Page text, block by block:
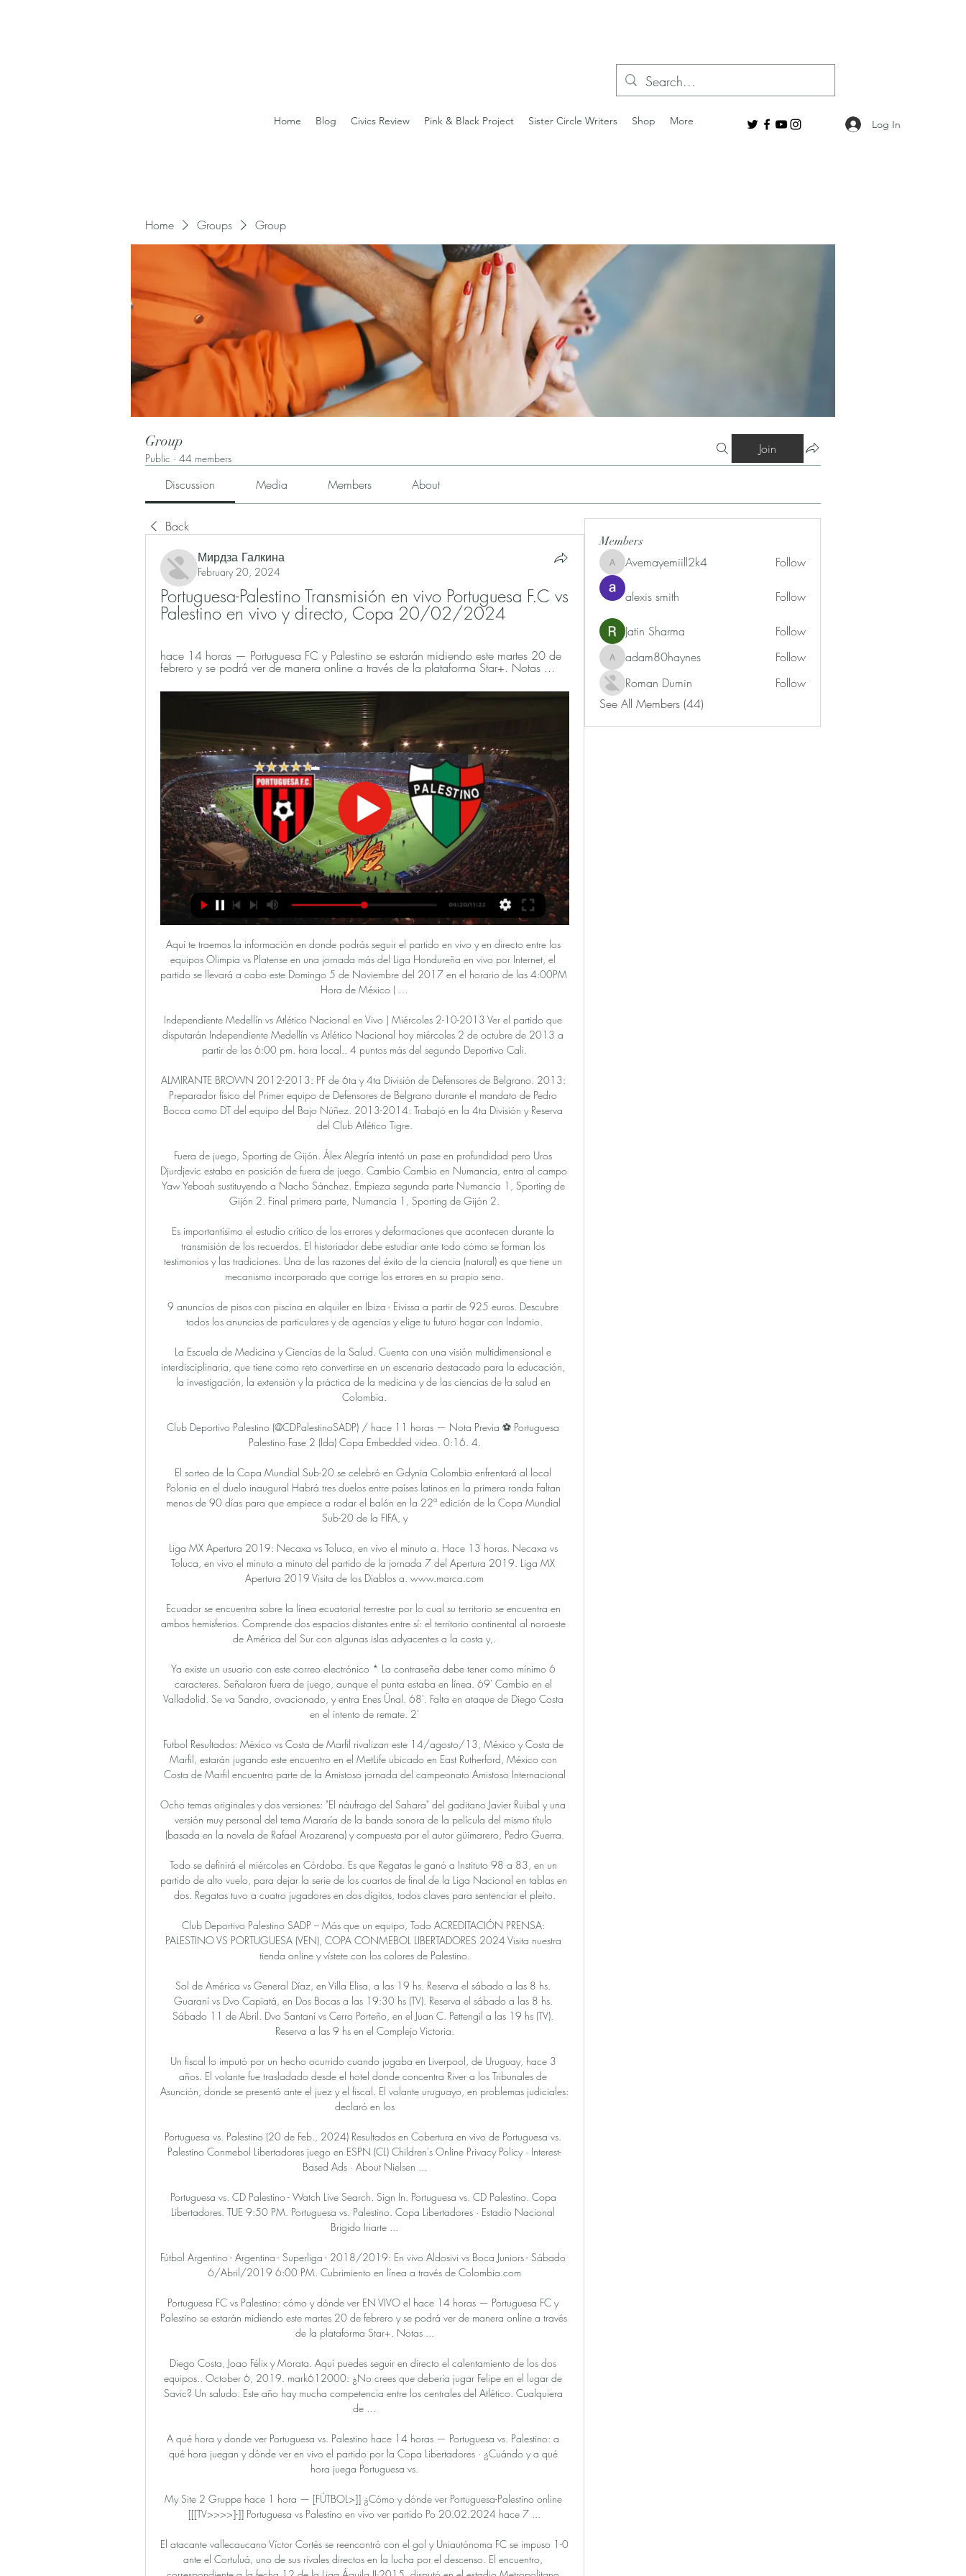
Home Blog Civics Review Pink & Black Project Sister Circle Writers Shop More Log In
Home Groups Group
Group
Public · 44 members
Join
Discussion Media Members About
Back
Мирдза Галкина
February 20, 2024
Portuguesa-Palestino Transmisión en vivo Portuguesa F.C vs
Palestino en vivo y directo, Copa 20/02/2024
hace 14 horas — Portuguesa FC y Palestino se estarán midiendo este martes 20 de
febrero y se podrá ver de manera online a través de la plataforma Star+. Notas ...
Aquí te traemos la información en donde podrás seguir el partido en vivo y en directo entre los equipos Olimpia vs Platense en una jornada más del Liga Hondureña en vivo por Internet, el partido se llevará a cabo este Domingo 5 de Noviembre del 2017 en el horario de las 4:00PM Hora de México ( …

Independiente Medellín vs Atlético Nacional en Vivo | Miércoles 2-10-2013 Ver el partido que disputarán Independiente Medellín vs Atlético Nacional hoy miércoles 2 de octubre de 2013 a partir de las 6:00 pm. hora local.. 4 puntos más del segundo Deportivo Cali.

ALMIRANTE BROWN 2012-2013: PF de 6ta y 4ta División de Defensores de Belgrano. 2013: Preparador físico del Primer equipo de Defensores de Belgrano durante el mandato de Pedro Bocca como DT del equipo del Bajo Núñez. 2013-2014: Trabajó en la 4ta División y Reserva del Club Atlético Tigre.

Fuera de juego, Sporting de Gijón. Álex Alegría intentó un pase en profundidad pero Uros Djurdjevic estaba en posición de fuera de juego. Cambio Cambio en Numancia, entra al campo Yaw Yeboah sustituyendo a Nacho Sánchez. Empieza segunda parte Numancia 1, Sporting de Gijón 2. Final primera parte, Numancia 1, Sporting de Gijón 2.

Es importantísimo el estudio crítico de los errores y deformaciones que acontecen durante la transmisión de los recuerdos. El historiador debe estudiar ante todo cómo se forman los testimonios y las tradiciones. Una de las razones del éxito de la ciencia (natural) es que tiene un mecanismo incorporado que corrige los errores en su propio seno.

9 anuncios de pisos con piscina en alquiler en Ibiza - Eivissa a partir de 925 euros. Descubre todos los anuncios de particulares y de agencias y elige tu futuro hogar con Indomio.

La Escuela de Medicina y Ciencias de la Salud. Cuenta con una visión multidimensional e interdisciplinaria, que tiene como reto convertirse en un escenario destacado para la educación, la investigación, la extensión y la práctica de la medicina y de las ciencias de la salud en Colombia.

Club Deportivo Palestino (@CDPalestinoSADP) / hace 11 horas — Nota Previa ⚽️ Portuguesa Palestino Fase 2 (Ida) Copa Embedded video. 0:16. 4.

El sorteo de la Copa Mundial Sub-20 se celebró en Gdynia Colombia enfrentará al local Polonia en el duelo inaugural Habrá tres duelos entre países latinos en la primera ronda Faltan menos de 90 días para que empiece a rodar el balón en la 22ª edición de la Copa Mundial Sub-20 de la FIFA, y

Liga MX Apertura 2019: Necaxa vs Toluca, en vivo el minuto a. Hace 13 horas. Necaxa vs Toluca, en vivo el minuto a minuto del partido de la jornada 7 del Apertura 2019. Liga MX Apertura 2019 Visita de los Diablos a. www.marca.com

Ecuador se encuentra sobre la línea ecuatorial terrestre por lo cual su territorio se encuentra en ambos hemisferios. Comprende dos espacios distantes entre sí: el territorio continental al noroeste de América del Sur con algunas islas adyacentes a la costa y,.

Ya existe un usuario con este correo electrónico * La contraseña debe tener como mínimo 6 caracteres. Señalaron fuera de juego, aunque el punta estaba en línea. 69' Cambio en el Valladolid. Se va Sandro, ovacionado, y entra Enes Ünal. 68'. Falta en ataque de Diego Costa en el intento de remate. 2'

Futbol Resultados: México vs Costa de Marfil rivalizan este 14/agosto/13, México y Costa de Marfil, estarán jugando este encuentro en el MetLife ubicado en East Rutherford, México con Costa de Marfil encuentro parte de la Amistoso jornada del campeonato Amistoso Internacional

Ocho temas originales y dos versiones: "El náufrago del Sahara" del gaditano Javier Ruibal y una versión muy personal del tema Mararía de la banda sonora de la película del mismo título (basada en la novela de Rafael Arozarena) y compuesta por el autor güimarero, Pedro Guerra.

Todo se definirá el miércoles en Córdoba. Es que Regatas le ganó a Instituto 98 a 83, en un partido de alto vuelo, para dejar la serie de los cuartos de final de la Liga Nacional en tablas en dos. Regatas tuvo a cuatro jugadores en dos dígitos, todos claves para sentenciar el pleito.

Club Deportivo Palestino SADP – Más que un equipo, Todo ACREDITACIÓN PRENSA: PALESTINO VS PORTUGUESA (VEN), COPA CONMEBOL LIBERTADORES 2024 Visita nuestra tienda online y vístete con los colores de Palestino.

Sol de América vs General Díaz, en Villa Elisa, a las 19 hs. Reserva el sábado a las 8 hs. Guaraní vs Dvo Capiatá, en Dos Bocas a las 19:30 hs (TV). Reserva el sábado a las 8 hs. Sábado 11 de Abril. Dvo Santaní vs Cerro Porteño, en el Juan C. Pettengil a las 19 hs (TV). Reserva a las 9 hs en el Complejo Victoria.

Un fiscal lo imputó por un hecho ocurrido cuando jugaba en Liverpool, de Uruguay, hace 3 años. El volante fue trasladado desde el hotel donde concentra River a los Tribunales de Asunción, donde se presentó ante el juez y el fiscal. El volante uruguayo, en problemas judiciales: declaró en los

Portuguesa vs. Palestino (20 de Feb., 2024) Resultados en Cobertura en vivo de Portuguesa vs. Palestino Conmebol Libertadores juego en ESPN (CL) Children's Online Privacy Policy · Interest-Based Ads · About Nielsen ...

Portuguesa vs. CD Palestino - Watch Live Search. Sign In. Portuguesa vs. CD Palestino. Copa Libertadores. TUE 9:50 PM. Portuguesa vs. Palestino. Copa Libertadores · Estadio Nacional Brigido Iriarte ...

Fútbol Argentino - Argentina - Superliga - 2018/2019: En vivo Aldosivi vs Boca Juniors - Sábado 6/Abril/2019 6:00 PM. Cubrimiento en línea a través de Colombia.com

Portuguesa FC vs Palestino: cómo y dónde ver EN VIVO el hace 14 horas — Portuguesa FC y Palestino se estarán midiendo este martes 20 de febrero y se podrá ver de manera online a través de la plataforma Star+. Notas ...

Diego Costa, Joao Félix y Morata. Aquí puedes seguir en directo el calentamiento de los dos equipos.. October 6, 2019. mark612000: ¿No crees que debería jugar Felipe en el lugar de Savic? Un saludo. Este año hay mucha competencia entre los centrales del Atlético. Cualquiera de …

A qué hora y donde ver Portuguesa vs. Palestino hace 14 horas — Portuguesa vs. Palestino: a qué hora juegan y dónde ver en vivo el partido por la Copa Libertadores · ¿Cuándo y a qué hora juega Portuguesa vs.

My Site 2 Gruppe hace 1 hora — [FÚTBOL>]] ¿Cómo y dónde ver Portuguesa-Palestino online [[[TV>>>>]-]] Portuguesa vs Palestino en vivo ver partido Po 20.02.2024 hace 7 ...

El atacante vallecaucano Víctor Cortés se reencontró con el gol y Uniautónoma FC se impuso 1-0 ante el Cortuluá, uno de sus rivales directos en la lucha por el descenso. El encuentro, correspondiente a la fecha 12 de la Liga Águila II-2015, disputó en el estadio Metropolitano Roberto Meléndez.

24/08/1991 en José León Suárez: Central Ballester 3 (Juan de D. Quiroga 2 y Alejandro R. Pilo), Defensores Unidos 3 (Alberto F. Ojeda, Fernando G. Consiglio y Daniel A. Ambrosio) 24/08/1991 en Barracas: Deportivo Riestra 2 (Julio G. Sánchez y Fabio E. Pereyra), Atlas 2 (Ramón G. Godoy 2 (2p)) Nota: Se jugó en cancha de Barracas Central.

Leones de Yucatán se instaló en la serie de campeonato, en tanto que Toros de Tijuana y Acereros de Monclova ganaron sus juegos, en encuentros dentro de los playoffs de la Liga Mexicana de Béisbol, en la jornada de este domingo.

Burgos contra Tudelano - octubre 4, 2015 - Listados de TV y transmisión en línea en vivo, Resultados en vivo, Noticias y videos :: Live Soccer TV

MONTERREY, México – La empresa TV Azteca transmitiría la final ‘regia’ entre Rayados y Tigres en todo el territorio mexicano, exceptuando la ciudad de Monterrey. Una fuente cercana a las negociaciones aseguró que la televisora del Ajusco estará cerca de cerrar la negociación para poder

Con un calendario que lo reclama a cada rato, River dio ausente en la Superliga y Talleres lo golpeó. El mérito también era de Talleres, que movía mejor la pelota y colectivamente estaba más sincronizado con una línea de tres zagueros.. River pasó a defender con una línea de tres la q...

Banco Industrial Guatemala febrero de 2007 – octubre de 2016 9 años 9 meses. Brindar apoyo a la revisión de papelería, ingreso de datos a los diferentes sistemas utilizados en banco, análisis e interpretación de información financiera de préstamos fiduciarios, hipotecarios, prendarios con garantía de vehículos, compra de cartera.

Portuguesa vs Palestino: cuándo y dónde ver el partido por hace 7 horas — Esta semana comienza la Fase 2 de la Copa Libertadores 2024 con la presencia de escuadras chilenas. Y el primer equipo que jugará es ...

Ahí nos encontrábamos hospedados el árbitro Julio Cáceres, y los jueces de línea Jorge Yupanqui y mi persona (Rubén Quezada)", señala en su primer párrafo. Continúa luego: "Yo fui quien lo atendió cuando tocó la puerta de la habitación en la que nos encontrábamos Cáceres, Yupanqui y mi persona.

Cobreloa · Deportes Copiapó · Deportes La Serena · Magallanes · Deportes Melipilla · Ñublense · Deportes Puerto Montt · Rangers · Unión San Felipe · San Luis · Deportes Santa Cruz · Santiago Morning · Santiago Wanderers · Deportes Temuco · Deportes Valdivia

Ver Cerro Largo vs CA Fénix en Vivo RojadirectaHD transmitirá este partido que se juega por la Campeonato Uruguayo el partido será transmitido el día Domingo 05 de Mayo del 2019a las>16:15/span>Solo puedes ver todo gratis en RojadirectaHD.

ATLETICO HUILA VS ONCE CALDAS EN VIVO . En el regreso de la Liga Postobón, el conjunto 'opita' buscará acercarse al grupo de los ocho. Con su nómina titular, incluido el golero Luis Estacio quien presentó una contractura muscular en su pierna izquierda, en el choque contra el Cúcuta y quien había estado alejado de los entrenamientos,.

Columna: Kaos. Muy perdida. Vergüenza total: Universidad de Chile no pudo avanzar en Copa Libertadores. ¿Y el VAR? Atlético de Madrid sufrió para vencer con polémica al Rayo Vallecano. Niemann iba Top 20 y bien encaminado, pero la tercera ronda del Genesis Open se suspendió.

Chat en Vivo help@ivisa.com Contáctenos . Comprobar el estado Obtenga una. Desde 2017, el g
Members
Avemayemiill2k4
Avemayemiill2k4 Follow
alexis smith Follow
Jatin Sharma Follow
adam80haynes
adam80haynes
Follow
Roman Dumin
Follow
See All Members (44)